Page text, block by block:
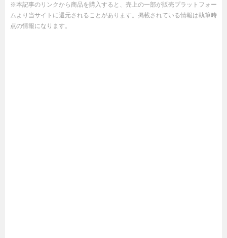
※本記事のリンクから商品を購入すると、売上の一部が販売プラットフォー
ムより当サイトに還元されることがあります。掲載されている情報は執筆時
点の情報になります。